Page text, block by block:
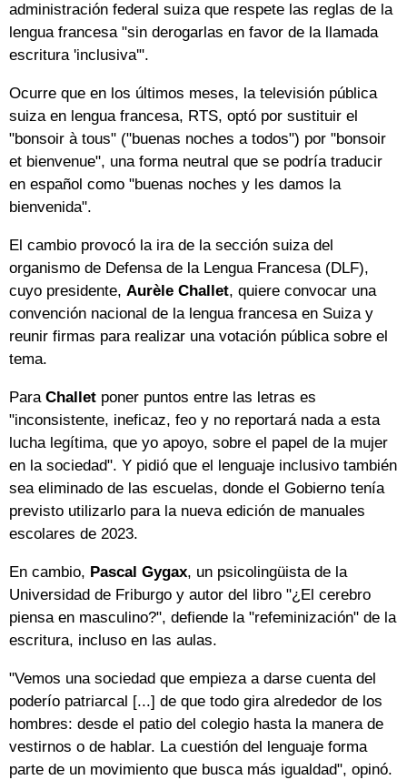
administración federal suiza que respete las reglas de la
lengua francesa "sin derogarlas en favor de la llamada
escritura 'inclusiva'".
Ocurre que en los últimos meses, la televisión pública
suiza en lengua francesa, RTS, optó por sustituir el
"bonsoir à tous" ("buenas noches a todos") por "bonsoir
et bienvenue", una forma neutral que se podría traducir
en español como "buenas noches y les damos la
bienvenida".
El cambio provocó la ira de la sección suiza del
organismo de Defensa de la Lengua Francesa (DLF),
cuyo presidente, Aurèle Challet, quiere convocar una
convención nacional de la lengua francesa en Suiza y
reunir firmas para realizar una votación pública sobre el
tema.
Para Challet poner puntos entre las letras es
"inconsistente, ineficaz, feo y no reportará nada a esta
lucha legítima, que yo apoyo, sobre el papel de la mujer
en la sociedad". Y pidió que el lenguaje inclusivo también
sea eliminado de las escuelas, donde el Gobierno tenía
previsto utilizarlo para la nueva edición de manuales
escolares de 2023.
En cambio, Pascal Gygax, un psicolingüista de la
Universidad de Friburgo y autor del libro "¿El cerebro
piensa en masculino?", defiende la "refeminización" de la
escritura, incluso en las aulas.
"Vemos una sociedad que empieza a darse cuenta del
poderío patriarcal [...] de que todo gira alrededor de los
hombres: desde el patio del colegio hasta la manera de
vestirnos o de hablar. La cuestión del lenguaje forma
parte de un movimiento que busca más igualdad", opinó.